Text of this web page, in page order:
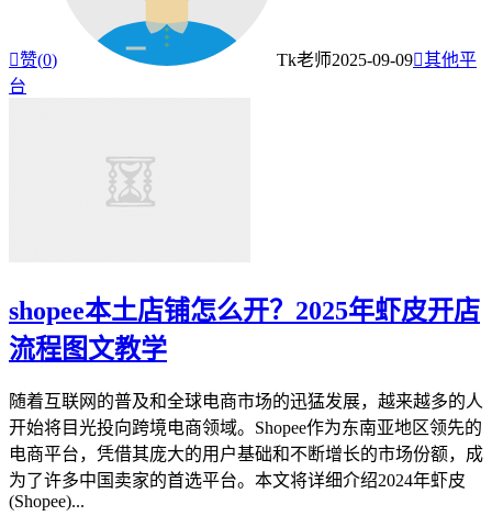
赞(0) Tk老师2025-09-09其他平
台
shopee本土店铺怎么开？2025年虾皮开店
流程图文教学
随着互联网的普及和全球电商市场的迅猛发展，越来越多的人
开始将目光投向跨境电商领域。Shopee作为东南亚地区领先的
电商平台，凭借其庞大的用户基础和不断增长的市场份额，成
为了许多中国卖家的首选平台。本文将详细介绍2024年虾皮
(Shopee)...